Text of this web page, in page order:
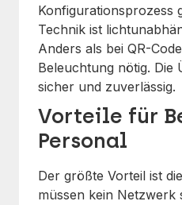
Konfigurationsprozess
Technik ist
Anders als bei QR-
Beleuchtung nötig. Die
sicher und zuverlässig.
Vorteile für
Personal
Der größte Vorteil ist
müssen kein Netzwerk